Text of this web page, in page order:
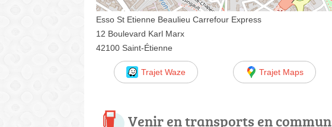
Esso St Etienne Beaulieu Carrefour Express
12 Boulevard Karl Marx
42100 Saint-Étienne
Trajet Waze Trajet Maps
Venir en transports en commun